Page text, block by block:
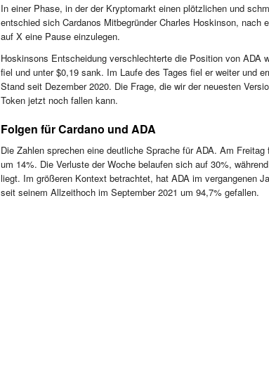
In einer Phase, in der der Kryptomarkt einen plötzlichen und
entschied sich Cardanos Mitbegründer Charles Hoskinson, nach
auf X eine Pause einzulegen.
Hoskinsons Entscheidung verschlechterte die Position von ADA
fiel und unter $0,19 sank. Im Laufe des Tages fiel er weiter und
Stand seit Dezember 2020. Die Frage, die wir der neuesten
Token jetzt noch fallen kann.
Folgen für Cardano und ADA
Die Zahlen sprechen eine deutliche Sprache für ADA. Am
um 14%. Die Verluste der Woche belaufen sich auf 30%,
liegt. Im größeren Kontext betrachtet, hat ADA im vergangenen
seit seinem Allzeithoch im September 2021 um 94,7% gefallen.